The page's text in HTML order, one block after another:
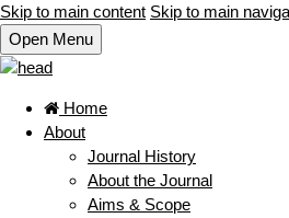
Skip to main content Skip to main
Open Menu
Home
About
Journal History
About the Journal
Aims & Scope